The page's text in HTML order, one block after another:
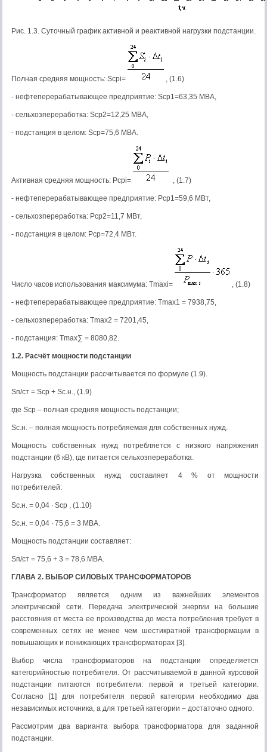
Рис. 1.3. Суточный график активной и реактивной нагрузки подстанции.
Полная средняя мощность: Sсрi= , (1.6)
- нефтеперерабатывающее предприятие: Sср1=63,35 МВА,
- сельхозпереработка: Sср2=12,25 МВА,
- подстанция в целом: Sср=75,6 МВА.
Активная средняя мощность: Pсрi= , (1.7)
- нефтеперерабатывающее предприятие: Pср1=59,6 МВт,
- сельхозпереработка: Pср2=11,7 МВт,
- подстанция в целом: Pср=72,4 МВт.
Число часов использования максимума: Tmaxi= , (1.8)
- нефтеперерабатывающее предприятие: Tmax1 = 7938,75,
- сельхозпереработка: Tmax2 = 7201,45,
- подстанция: Tmax∑ = 8080,82.
1.2. Расчёт мощности подстанции
Мощность подстанции рассчитывается по формуле (1.9).
Sп/ст = Sср + Sс.н., (1.9)
где Sср – полная средняя мощность подстанции;
Sс.н. – полная мощность потребляемая для собственных нужд.
Мощность собственных нужд потребляется с низкого напряжения
подстанции (6 кВ), где питается сельхозпереработка.
Нагрузка собственных нужд составляет 4 % от мощности
потребителей:
Sс.н. = 0,04 ∙ Sср , (1.10)
Sс.н. = 0,04 ∙ 75,6 = 3 МВА.
Мощность подстанции составляет:
Sп/ст = 75,6 + 3 = 78,6 МВА.
ГЛАВА 2. ВЫБОР СИЛОВЫХ ТРАНСФОРМАТОРОВ
Трансформатор является одним из важнейших элементов
электрической сети. Передача электрической энергии на большие
расстояния от места ее производства до места потребления требует в
современных сетях не менее чем шестикратной трансформации в
повышающих и понижающих трансформаторах [3].
Выбор числа трансформаторов на подстанции определяется
категорийностью потребителя. От рассчитываемой в данной курсовой
подстанции питаются потребители: первой и третьей категории.
Согласно [1] для потребителя первой категории необходимо два
независимых источника, а для третьей категории – достаточно одного.
Рассмотрим два варианта выбора трансформатора для заданной
подстанции.